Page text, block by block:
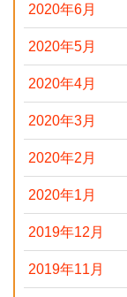
2020年6月
2020年5月
2020年4月
2020年3月
2020年2月
2020年1月
2019年12月
2019年11月